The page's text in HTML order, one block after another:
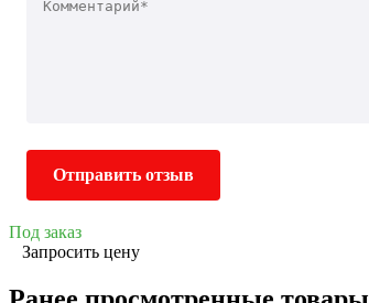
Отправить отзыв
Под заказ
Запросить цену